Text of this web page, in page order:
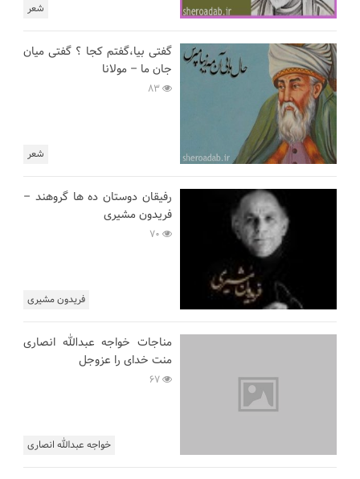
شعر
شعر
گفتی بیا،گفتم کجا ؟ گفتی میان
جان ما – مولانا
فریدون مشیری
رفیقان دوستان ده ها گروهند –
فریدون مشیری
خواجه عبدالله انصاری
مناجات خواجه عبدالله انصاری
منت خدای را عزوجل